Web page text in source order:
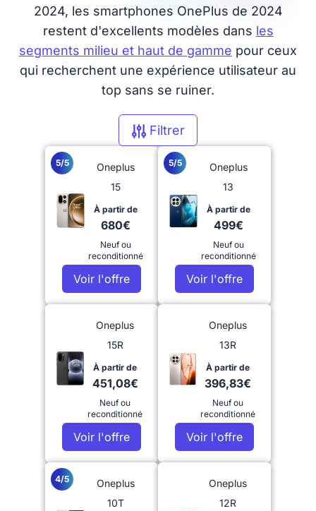
2024, les smartphones OnePlus de 2024
restent d'excellents modèles dans les
segments milieu et haut de gamme pour ceux
qui recherchent une expérience utilisateur au
top sans se ruiner.
Filtrer
5/5
Oneplus
15
À partir de
680€
Neuf ou
reconditionné
Voir l'offre
5/5
Oneplus
13
À partir de
499€
Neuf ou
reconditionné
Voir l'offre
Oneplus
15R
À partir de
451,08€
Neuf ou
reconditionné
Voir l'offre
Oneplus
13R
À partir de
396,83€
Neuf ou
reconditionné
Voir l'offre
4/5
Oneplus
10T
Oneplus
12R